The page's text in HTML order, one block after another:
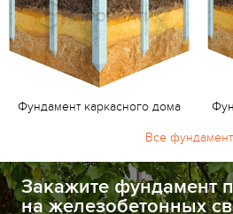
Фундамент каркасного дома
Все
Закажите фундамент
на железобетонных